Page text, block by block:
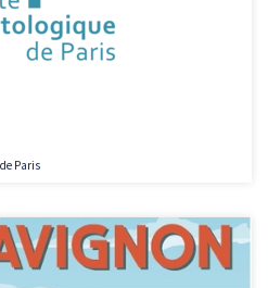
Paris